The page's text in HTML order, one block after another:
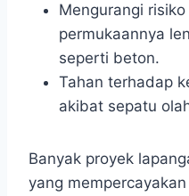
Mengurangi
permukaannya
seperti beton.
Tahan terhadap
akibat sepatu
Banyak proyek
yang